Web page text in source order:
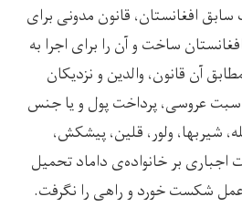
افغانستان، قانون مدونی برای
ساخت و آن را برای اجرا به
آن قانون، والدین و نزدیکان
عروسی، پرداخت پول و یا جنس
شیربها، ولور، قلین، پیشکش،
اجباری بر خانواده‌ی داماد تحمیل
شکست خورد و راهی را نگرفت.